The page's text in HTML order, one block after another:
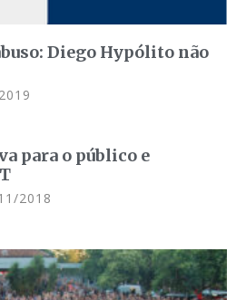
Diego Hypólito não
para o público e
2018